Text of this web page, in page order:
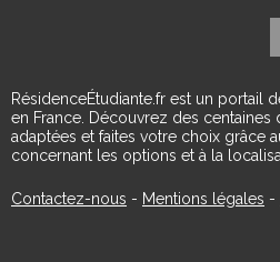
RésidenceÉtudiante.fr est un portail
en France. Découvrez des centaines
adaptées et faites votre choix grâce
concernant les options et à la
Contactez-nous - Mentions légales -